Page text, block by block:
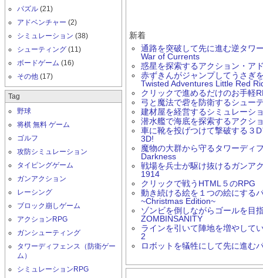
新着
通路を突破して先に進む逆タワ
War of Currents
惑星を探索するアクション・ア
赤ずきんがジャンプしてうさ
Twisted Adventures Little Red
クリックで進めるだけのお手軽
弓と魔法で砦を防衛するシュ
建材屋を経営するシミュレー
潜水艦で海底を探索するアク
車に靴を投げつけて撃破する
3D!
魔物の大群から守るタワーデ
Darkness
戦場を兵士が駆け抜けるガン
1914
クリックで戦うHTML５のRPG
動き続ける絵を１つの絵にす
~Christmas Edition~
ゾンビを倒しながらゴールを
ZOMBINSANITY
ラインを引いて陣地を増やし
2
ロボットを犠牲にして先に進
パズル (21)
アドベンチャー (2)
シミュレーション (38)
シューティング (11)
ボードゲーム (16)
その他 (17)
Tag
野球
将棋 無料 ゲーム
ゴルフ
攻防シミュレーション
タイピングゲーム
ガンアクション
レーシング
ブロック崩しゲーム
アクションRPG
ガンシューティング
タワーディフェンス（防衛ゲー
ム）
シミュレーションRPG